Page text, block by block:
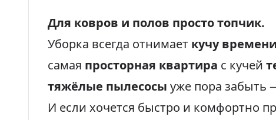
Для ковров и полов просто топчик.
Уборка всегда отнимает кучу
самая просторная квартира с кучей
тяжёлые пылесосы уже пора забыть
И если хочется быстро и комфортно